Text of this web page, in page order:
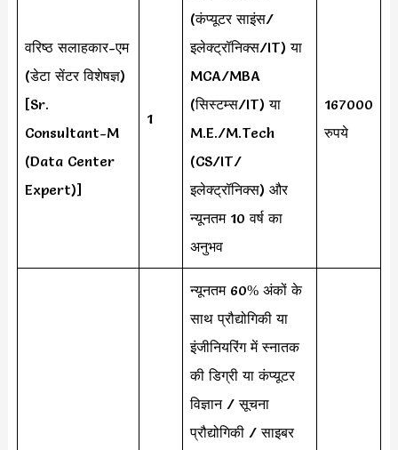
वरिष्ठ सलाहकार-एम
(डेटा सेंटर विशेषज्ञ)
[Sr.
Consultant-M
(Data Center
Expert)]
1
(कंप्यूटर साइंस/
इलेक्ट्रॉनिक्स/IT) या
MCA/MBA
(सिस्टम्स/IT) या
M.E./M.Tech
(CS/IT/
इलेक्ट्रॉनिक्स) और
न्यूनतम 10 वर्ष का
अनुभव
167000
रुपये
न्यूनतम 60% अंकों के
साथ प्रौद्योगिकी या
इंजीनियरिंग में स्नातक
की डिग्री या कंप्यूटर
विज्ञान / सूचना
प्रौद्योगिकी / साइबर